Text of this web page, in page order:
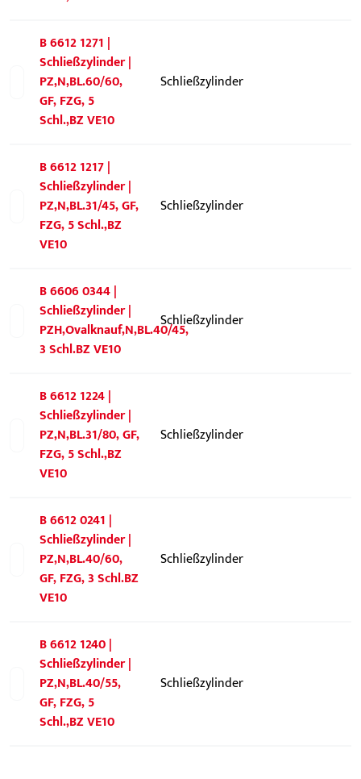
B 6612 1271 |
Schließzylinder |
PZ,N,BL.60/60,
GF, FZG, 5
Schl.,BZ VE10
Schließzylinder
B 6612 1217 |
Schließzylinder |
PZ,N,BL.31/45, GF,
FZG, 5 Schl.,BZ
VE10
Schließzylinder
B 6606 0344 |
Schließzylinder |
PZH,Ovalknauf,N,BL.40/45,
3 Schl.BZ VE10
Schließzylinder
B 6612 1224 |
Schließzylinder |
PZ,N,BL.31/80, GF,
FZG, 5 Schl.,BZ
VE10
Schließzylinder
B 6612 0241 |
Schließzylinder |
PZ,N,BL.40/60,
GF, FZG, 3 Schl.BZ
VE10
Schließzylinder
B 6612 1240 |
Schließzylinder |
PZ,N,BL.40/55,
GF, FZG, 5
Schl.,BZ VE10
Schließzylinder